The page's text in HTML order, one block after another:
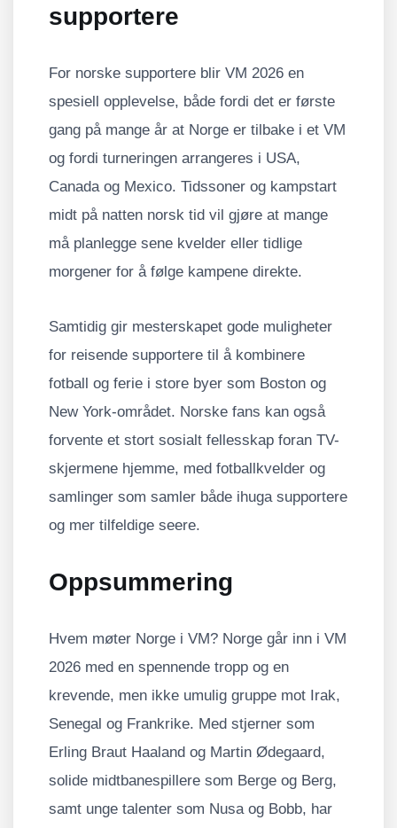
supportere
For norske supportere blir VM 2026 en
spesiell opplevelse, både fordi det er første
gang på mange år at Norge er tilbake i et VM
og fordi turneringen arrangeres i USA,
Canada og Mexico. Tidssoner og kampstart
midt på natten norsk tid vil gjøre at mange
må planlegge sene kvelder eller tidlige
morgener for å følge kampene direkte.
Samtidig gir mesterskapet gode muligheter
for reisende supportere til å kombinere
fotball og ferie i store byer som Boston og
New York-området. Norske fans kan også
forvente et stort sosialt fellesskap foran TV-
skjermene hjemme, med fotballkvelder og
samlinger som samler både ihuga supportere
og mer tilfeldige seere.
Oppsummering
Hvem møter Norge i VM? Norge går inn i VM
2026 med en spennende tropp og en
krevende, men ikke umulig gruppe mot Irak,
Senegal og Frankrike. Med stjerner som
Erling Braut Haaland og Martin Ødegaard,
solide midtbanespillere som Berge og Berg,
samt unge talenter som Nusa og Bobb, har